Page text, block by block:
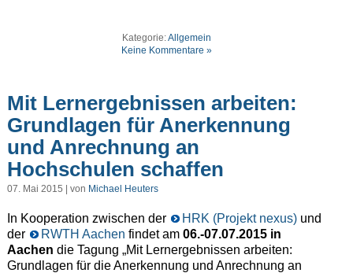
Kategorie:Allgemein
Keine Kommentare »
Mit Lernergebnissen arbeiten:
Grundlagen für Anerkennung
und Anrechnung an
Hochschulen schaffen
07. Mai 2015 | von Michael Heuters
In Kooperation zwischen der HRK (Projekt nexus)und
der
RWTH Aachen findet am 06.-07.07.2015 in
Aachen die Tagung „Mit Lernergebnissen arbeiten:
Grundlagen für die Anerkennung und Anrechnung an